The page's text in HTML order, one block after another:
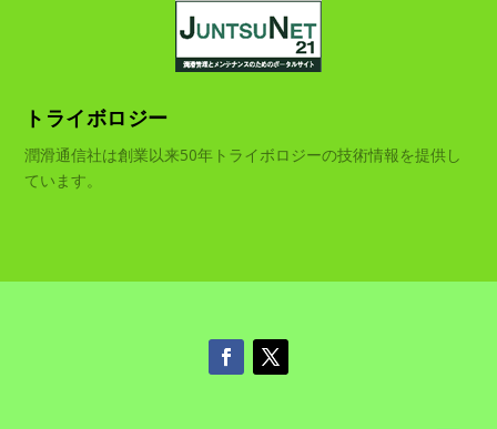
トライボロジー
潤滑通信社は創業以来50年トライボロジーの技術情報を提供し
ています。